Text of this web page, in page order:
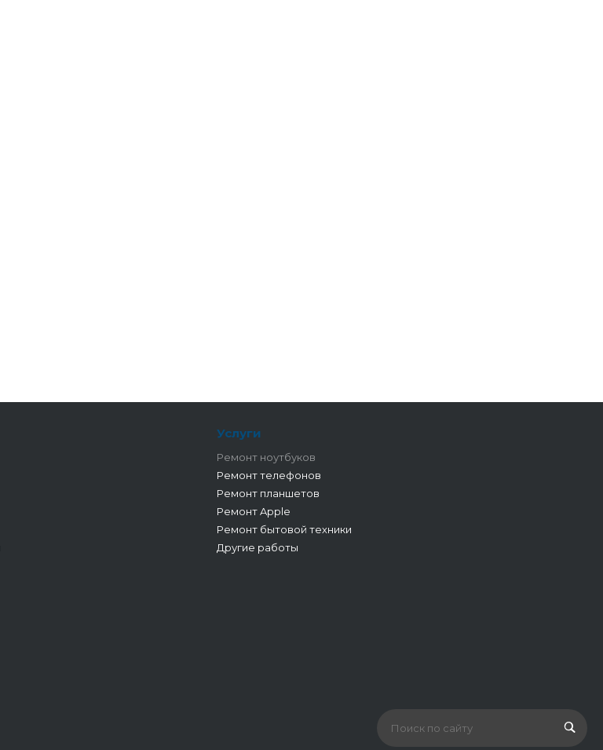
Услуги
Ремонт ноутбуков
Ремонт телефонов
Ремонт планшетов
Ремонт Apple
Ремонт бытовой техники
Другие работы